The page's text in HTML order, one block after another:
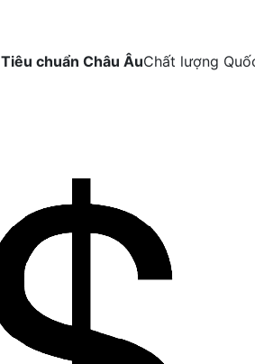
Tiêu chuẩn Châu ÂuChất lượng